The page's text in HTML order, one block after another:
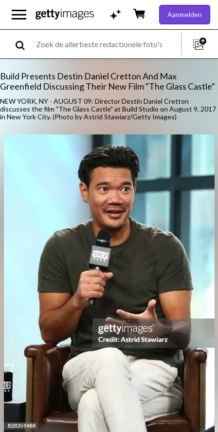
Aanmelden
Build Presents Destin Daniel Cretton And Max
Greenfield Discussing Their New Film "The Glass Castle"
NEW YORK, NY - AUGUST 09: Director Destin Daniel Cretton
discusses the film "The Glass Castle" at Build Studio on August 9, 2017
in New York City. (Photo by Astrid Stawiarz/Getty Images)